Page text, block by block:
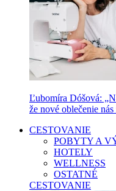
Ľubomíra Dóšová:
že nové oblečenie
CESTOVANIE
POBYTY A
HOTELY
WELLNESS
OSTATNÉ
CESTOVANIE